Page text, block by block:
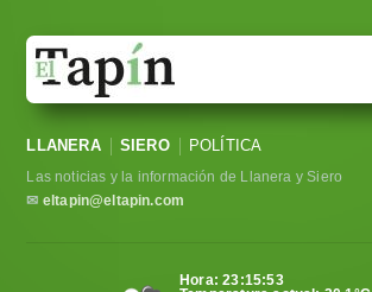
Sociedad
Política
LLANERA SIERO POLÍTICA
Las noticias y la información de Llanera y Siero
✉ eltapin@eltapin.com
Hora:23:15:54